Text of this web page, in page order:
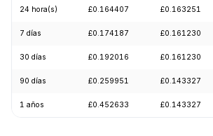
24 hora(s) £0.164407 £0.163251
7 días £0.174187 £0.161230
30 días £0.192016 £0.161230
90 días £0.259951 £0.143327
1 años £0.452633 £0.143327